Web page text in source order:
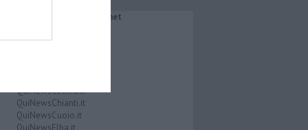
IL NETWORK QuiNews.net
QuiNewsAmiata.it
QuiNewsCecina.it
QuiNewsChianti.it
QuiNewsCuoio.it
QuiNewsElba.it